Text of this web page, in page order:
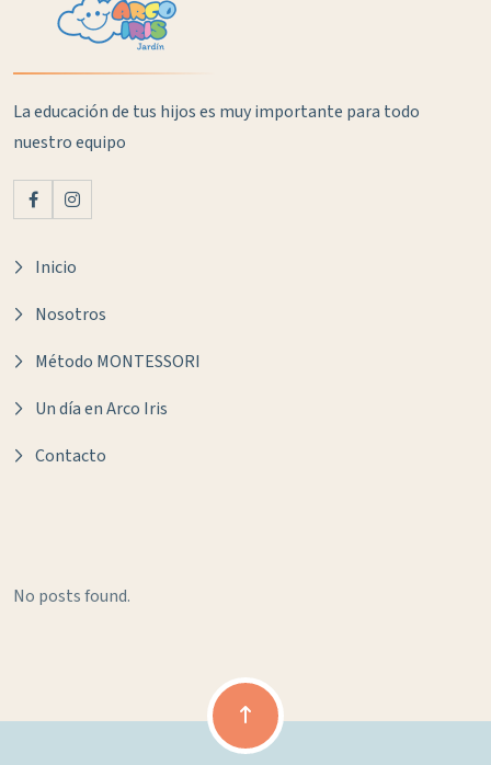
La educación de tus hijos es muy importante para todo
nuestro equipo
Inicio
Nosotros
Método MONTESSORI
Un día en Arco Iris
Contacto
No posts found.